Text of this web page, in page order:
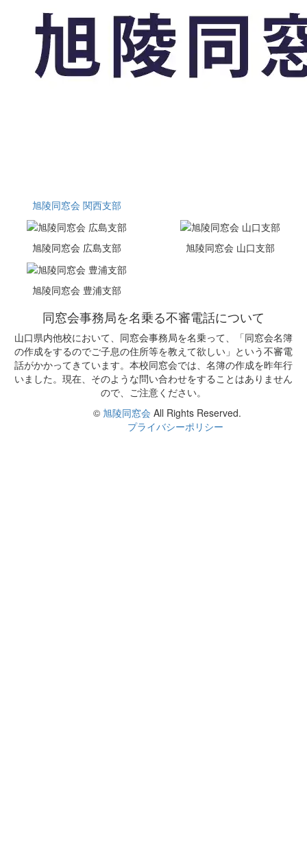
旭陵同窓会 関西支部
旭陵同窓会 広島支部 旭陵同窓会 山口支部
旭陵同窓会 豊浦支部
同窓会事務局を名乗る不審電話について
山口県内他校において、同窓会事務局を名乗って、「同窓会名簿
の作成をするのでご子息の住所等を教えて欲しい」という不審電
話がかかってきています。本校同窓会では、名簿の作成を昨年行
いました。現在、そのような問い合わせをすることはありません
ので、ご注意ください。
© 旭陵同窓会 All Rights Reserved.
プライバシーポリシー